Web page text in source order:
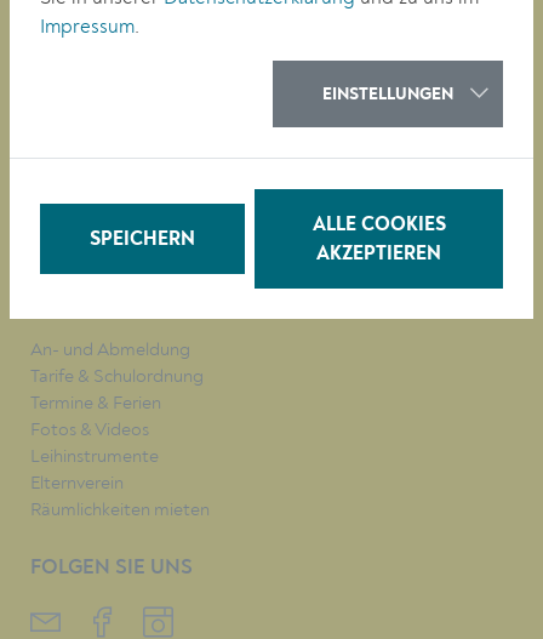
T: +43 (0)2732 801365
UNTERRICHTSFÄCHER
TARIFE
An- und Abmeldung
Tarife & Schulordnung
Termine & Ferien
Fotos & Videos
Leihinstrumente
Elternverein
Räumlichkeiten mieten
FOLGEN SIE UNS
Impressum.
EINSTELLUNGEN
SPEICHERN
ALLE COOKIES
AKZEPTIEREN